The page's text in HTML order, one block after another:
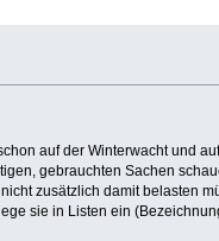
auf der Winterwacht und
gebrauchten Sachen
zusätzlich damit belasten
sie in Listen ein